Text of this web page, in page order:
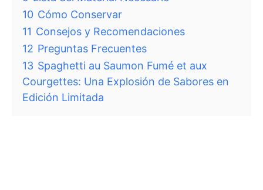
10 Cómo Conservar
11 Consejos y Recomendaciones
12 Preguntas Frecuentes
13 Spaghetti au Saumon Fumé et aux
Courgettes: Una Explosión de Sabores en
Edición Limitada